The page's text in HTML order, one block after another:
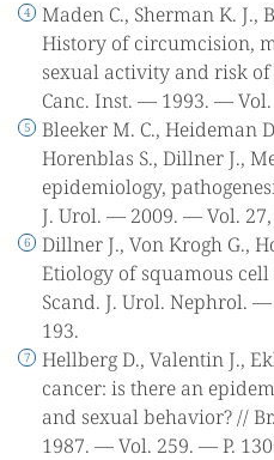
Maden C., Sherman K. J.,
History of circumcision,
sexual activity and risk of
Canc. Inst. — 1993. — Vol.
Bleeker M. C., Heideman
Horenblas S., Dillner J.,
epidemiology,
J. Urol. — 2009. — Vol.
Dillner J., Von Krogh G.,
Etiology of squamous
Scand. J. Urol. Nephrol.
193.
Hellberg D., Valentin J.,
cancer: is there an
and sexual behavior? //
1987. — Vol. 259. — P.